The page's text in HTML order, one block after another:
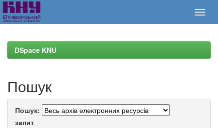
navigationDSpace KNU
Пошук
Пошук:
запит